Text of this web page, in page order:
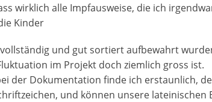
wirklich alle Impfausweise, die ich
Kinder
und gut sortiert aufbewahrt
im Projekt doch ziemlich gross ist.
der Dokumentation finde ich erstaunlich,
und können unsere lateinischen